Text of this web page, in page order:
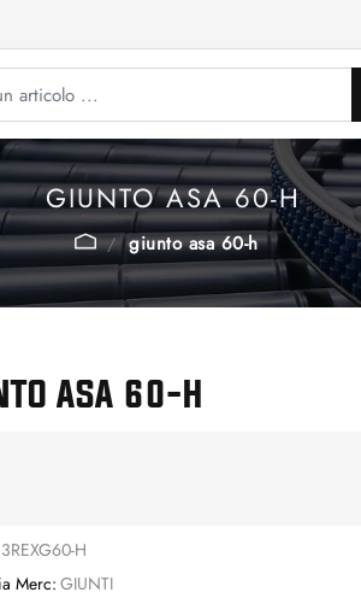
GIUNTO ASA 60-H
giunto asa 60-h
ASA 60-H
3REXG60-H
Merc: GIUNTI